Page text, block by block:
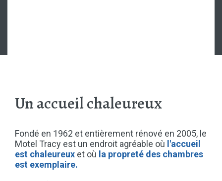
Un accueil chaleureux
Fondé en 1962 et entièrement rénové en 2005, le
Motel Tracy est un endroit agréable où l'accueil
est chaleureux et où la propreté des chambres
est exemplaire.